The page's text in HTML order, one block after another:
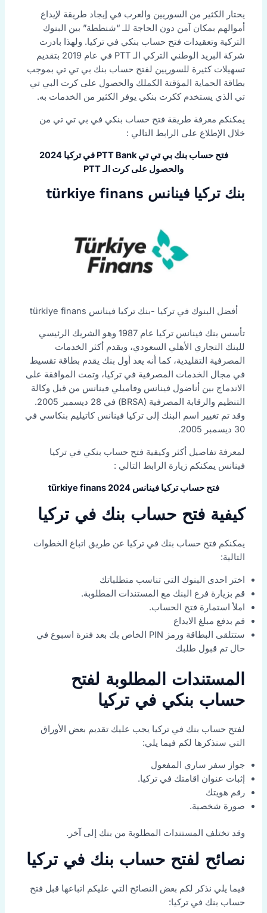
يحتار الكثير من السوريين والعرب في إيجاد طريقة لإيداع
أموالهم بمكان آمن دون الحاجة للـ “شنططة” بين البنوك
التركية وتعقيدات فتح حساب بنكي في تركيا. ولهذا بادرت
شركة البريد الوطني التركي الـ PTT في عام 2019 بتقديم
تسهيلات كثيرة للسوريين لفتح حساب بنك بي تي تي بموجب
بطاقة الحماية المؤقتة الكملك والحصول على كرت البي تي
تي الذي يستخدم ككرت بنكي يوفر الكثير من الخدمات به.
يمكنكم معرفة طريقة فتح حساب بنكي في بي تي تي من
خلال الإطلاع على الرابط التالي :
فتح حساب بنك بي تي تي PTT Bank في تركيا 2024
والحصول على كرت الـ PTT
بنك تركيا فينانس türkiye finans
أفضل البنوك في تركيا -بنك تركيا فينانس türkiye finans
تأسس بنك فينانس تركيا عام 1987 وهو الشريك الرئيسي
للبنك التجاري الأهلي السعودي، ويقدم أكثر الخدمات
المصرفية التقليدية، كما أنه يعد أول بنك يقدم بطاقة تقسيط
في مجال الخدمات المصرفية في تركيا، وتمت الموافقة على
الاندماج بين أناضول فينانس وفاميلي فينانس من قبل وكالة
التنظيم والرقابة المصرفية (BRSA) في 28 ديسمبر 2005.
وقد تم تغيير اسم البنك إلى تركيا فينانس كاتيليم بنكاسي في
30 ديسمبر 2005.
لمعرفة تفاصيل أكثر وكيفية فتح حساب بنكي في تركيا
فينانس يمكنكم زيارة الرابط التالي :
فتح حساب تركيا فينانس 2024 türkiye finans
كيفية فتح حساب بنك في تركيا
يمكنكم فتح حساب بنك في تركيا عن طريق اتباع الخطوات
التالية:
اختر احدى البنوك التي تناسب متطلباتك
قم بزيارة فرع البنك مع المستندات المطلوبة.
املأ استمارة فتح الحساب.
قم بدفع مبلغ الايداع
ستتلقى البطاقة ورمز PIN الخاص بك بعد فترة اسبوع في
حال تم قبول طلبك
المستندات المطلوبة لفتح
حساب بنكي في تركيا
لفتح حساب بنك في تركيا يجب عليك تقديم بعض الأوراق
التي سنذكرها لكم فيما يلي:
جواز سفر ساري المفعول
إثبات عنوان اقامتك في تركيا.
رقم هويتك
صورة شخصية.
وقد تختلف المستندات المطلوبة من بنك إلى آخر.
نصائح لفتح حساب بنك في تركيا
فيما يلي نذكر لكم بعض النصائح التي عليكم اتباعها قبل فتح
حساب بنك في تركيا: